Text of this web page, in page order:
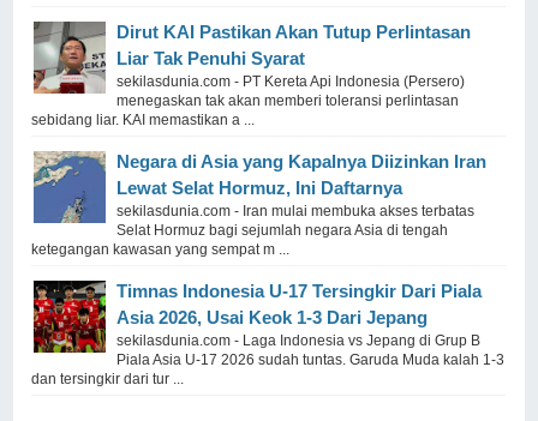
Dirut KAI Pastikan Akan Tutup Perlintasan
Liar Tak Penuhi Syarat
sekilasdunia.com - PT Kereta Api Indonesia (Persero)
menegaskan tak akan memberi toleransi perlintasan
sebidang liar. KAI memastikan a ...
Negara di Asia yang Kapalnya Diizinkan Iran
Lewat Selat Hormuz, Ini Daftarnya
sekilasdunia.com - Iran mulai membuka akses terbatas
Selat Hormuz bagi sejumlah negara Asia di tengah
ketegangan kawasan yang sempat m ...
Timnas Indonesia U-17 Tersingkir Dari Piala
Asia 2026, Usai Keok 1-3 Dari Jepang
sekilasdunia.com - Laga Indonesia vs Jepang di Grup B
Piala Asia U-17 2026 sudah tuntas. Garuda Muda kalah 1-3
dan tersingkir dari tur ...